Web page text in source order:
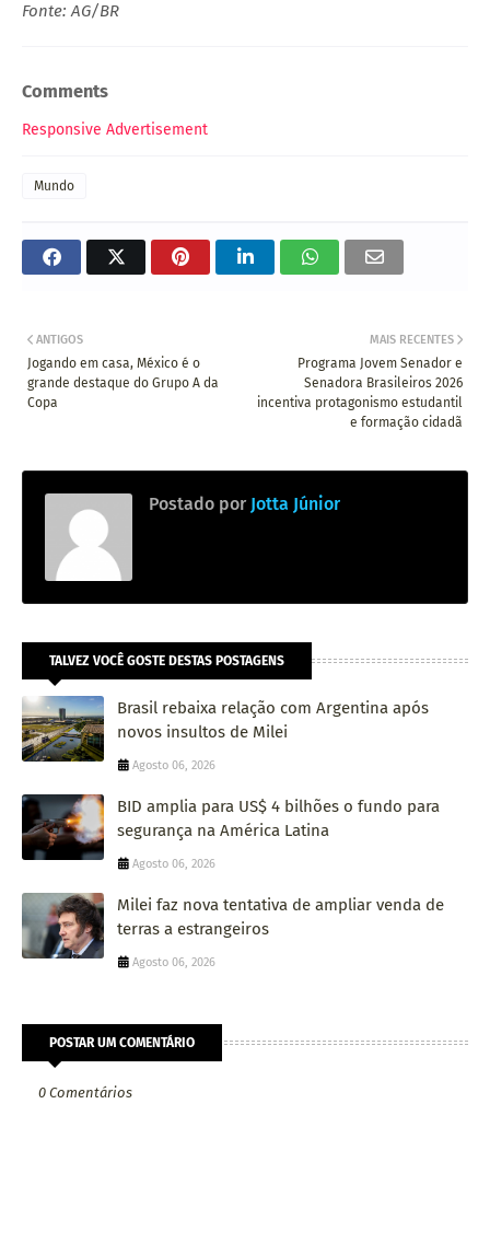
Fonte: AG/BR
Comments
Responsive Advertisement
Mundo
MAIS RECENTES
Programa Jovem Senador e
Senadora Brasileiros 2026
incentiva protagonismo estudantil
e formação cidadã
ANTIGOS
Jogando em casa, México é o
grande destaque do Grupo A da
Copa
Postado por Jotta Júnior
TALVEZ VOCÊ GOSTE DESTAS POSTAGENS
Brasil rebaixa relação com Argentina após
novos insultos de Milei
Agosto 06, 2026
BID amplia para US$ 4 bilhões o fundo para
segurança na América Latina
Agosto 06, 2026
Milei faz nova tentativa de ampliar venda de
terras a estrangeiros
Agosto 06, 2026
POSTAR UM COMENTÁRIO
0 Comentários